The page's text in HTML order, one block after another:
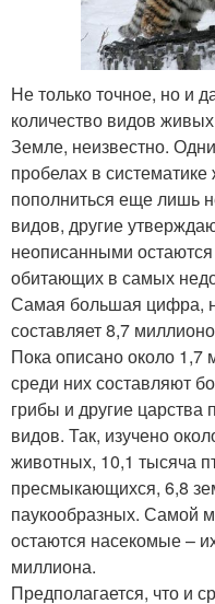
Не только точное, но и
количество видов
Земле, неизвестно.
пробелах в
пополниться еще лишь
видов, другие
неописанными
обитающих в самых
Самая большая цифра,
составляет 8,7
Пока описано около
среди них составляют
грибы и другие царства
видов. Так, изучено
животных, 10,1 тысяча
пресмыкающихся, 6,8
паукообразных. Самой
остаются насекомые –
миллиона.
Предполагается, что и